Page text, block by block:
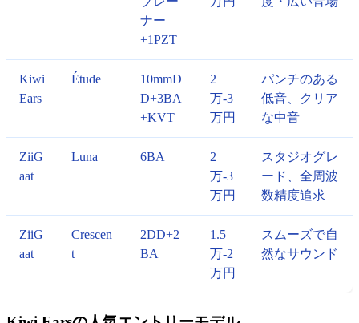
ナー
+1PZT
Kiwi
Ears
Étude
10mmD
D+3BA
+KVT
2
万-3
万円
パンチのある
低音、クリア
な中音
ZiiG
aat
Luna 6BA
2
万-3
万円
スタジオグレ
ード、全周波
数精度追求
ZiiG
aat
Crescen
t
2DD+2
BA
1.5
万-2
万円
スムーズで自
然なサウンド